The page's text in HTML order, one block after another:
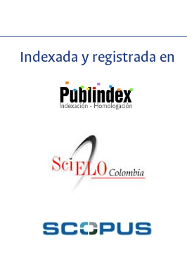
Indexada y registrada en